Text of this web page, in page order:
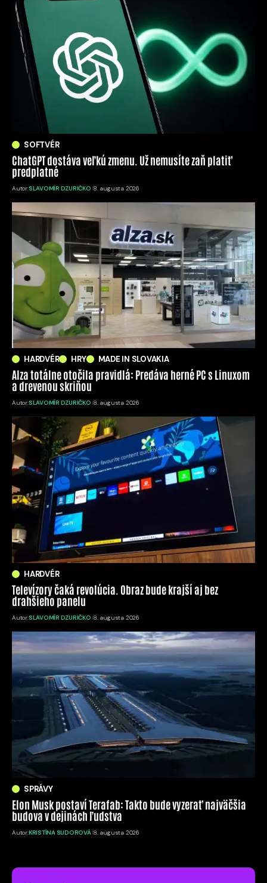
SOFTVÉR
ChatGPT dostáva veľkú zmenu. Už nemusíte zaň platiť
predplatné
Autor:SLAVOMÍR DZURIČKO 8. augusta 2026
HARDVÉR HRY MADE IN SLOVAKIA
Alza totálne otočila pravidlá: Predáva herné PC s Linuxom
a drevenou skriňou
Autor:SLAVOMÍR DZURIČKO 8. augusta 2026
HARDVÉR
Televízory čaká revolúcia. Obraz bude krajší aj bez
drahšieho panelu
Autor:SLAVOMÍR DZURIČKO 8. augusta 2026
SPRÁVY
Elon Musk postaví Terafab: Takto bude vyzerať najväčšia
budova v dejinách ľudstva
Autor:KRISTÍNA SUDOROVÁ 8. augusta 2026